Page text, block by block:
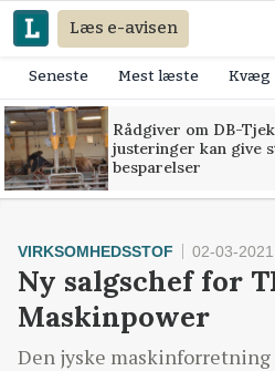
Læs e-avisen
Seneste Mest læste Kvæg
Rådgiver om DB-
justeringer kan give
besparelser
VIRKSOMHEDSSTOF 02-03-
Ny salgschef for
Maskinpower
Den jyske maskinforretning